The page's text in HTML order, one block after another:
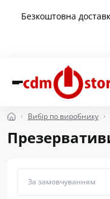
Безкоштовна
Вибір по виробнику